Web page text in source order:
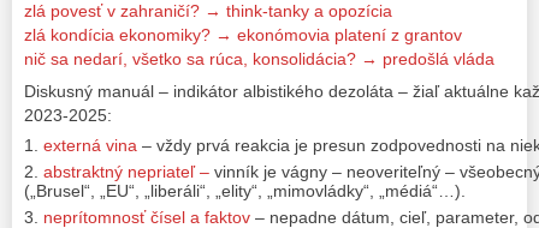
zlá povesť v zahraničí? → think-tanky a opozícia
zlá kondícia ekonomiky? → ekonómovia platení z grantov
nič sa nedarí, všetko sa rúca, konsolidácia? → predošlá vláda
Diskusný manuál – indikátor albistikého dezoláta – žiaľ aktuálne
2023-2025:
externá vina – vždy prvá reakcia je presun zodpovednosti na
abstraktný nepriateľ – vinník je vágny – neoveriteľný –
(„Brusel“, „EU“, „liberáli“, „elity“, „mimovládky“, „médiá“…).
neprítomnosť čísel a faktov – nepadne dátum, cieľ, parameter,